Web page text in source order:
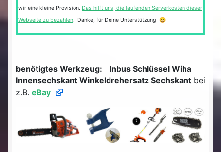
wir eine kleine Provision. Das hilft uns, die laufenden Serverkosten dieser
Webseite zu bezahlen. Danke, für Deine Unterstützung 😀
benötigtes Werkzeug:
Inbus Schlüssel Wiha
Innensechskant Winkeldrehersatz Sechskant bei
z.B. eBay